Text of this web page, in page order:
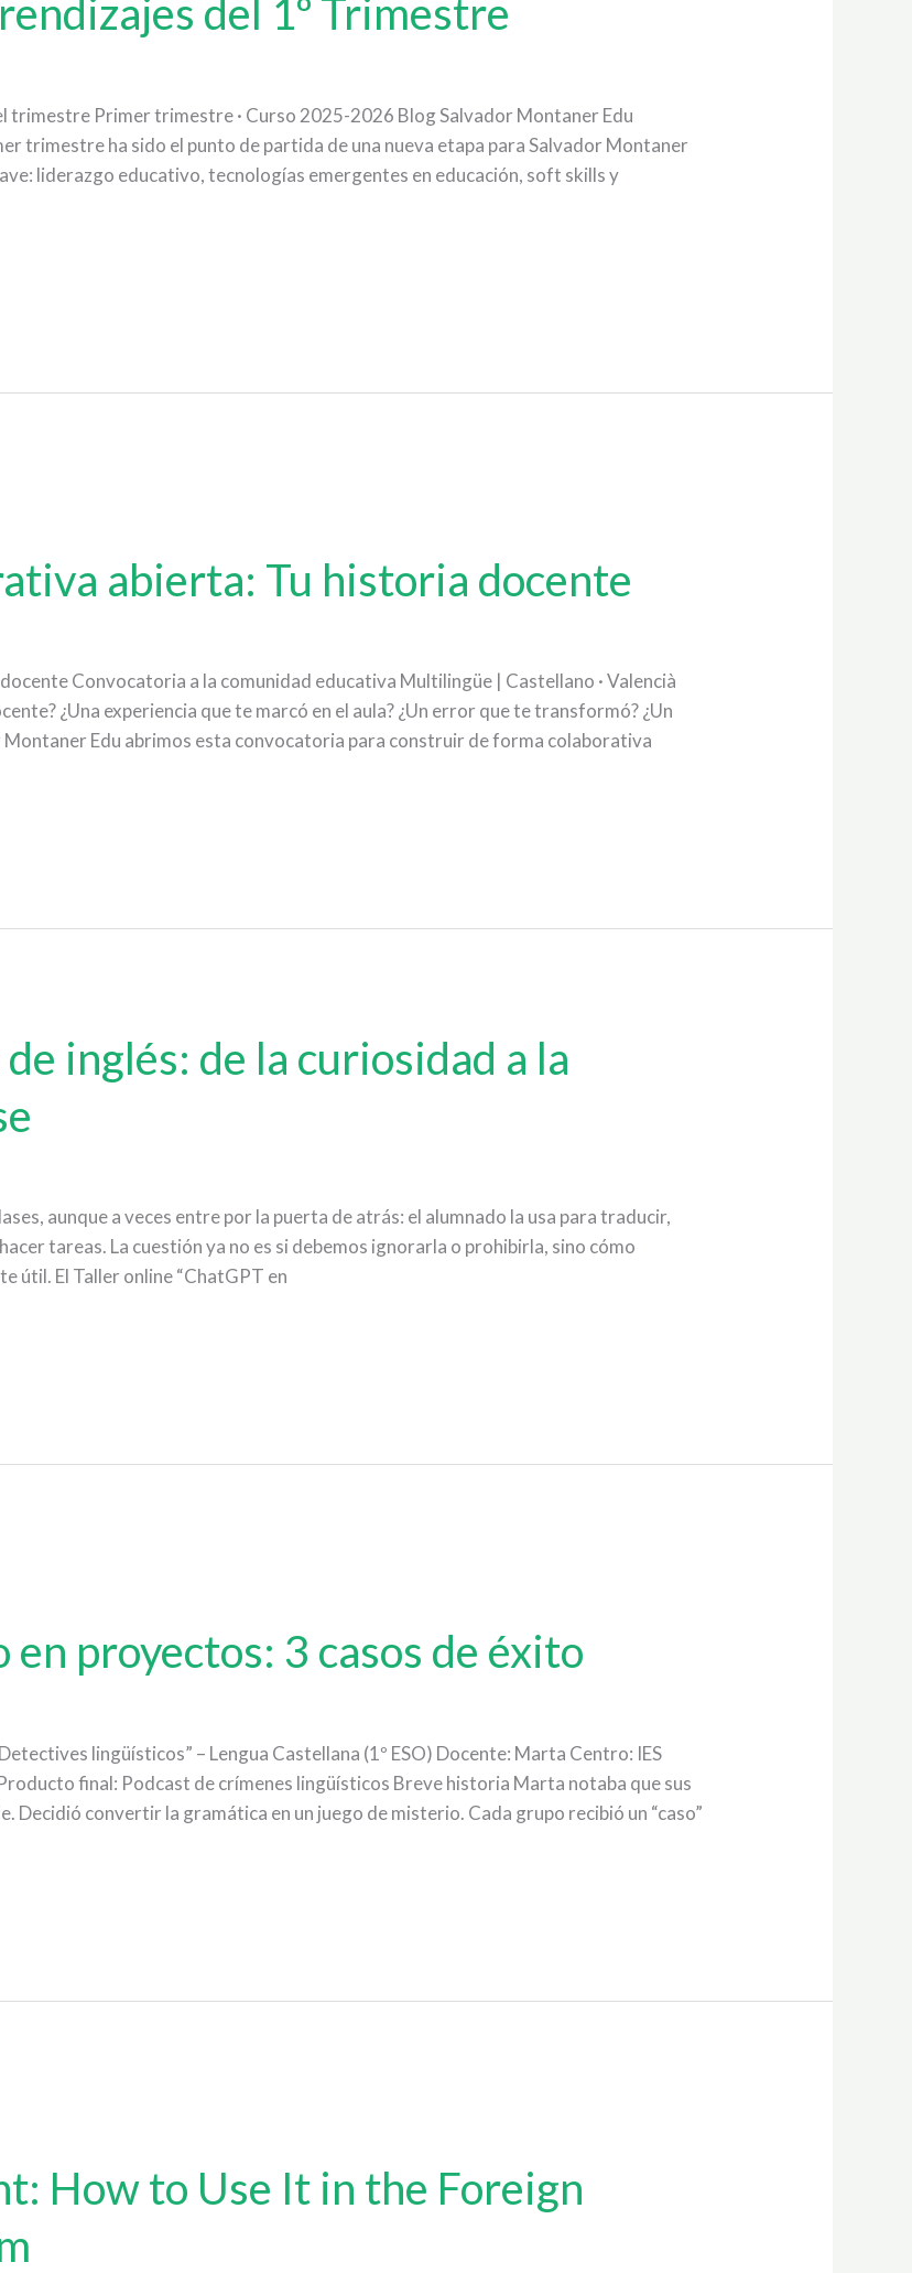
del 1º Trimestre
trimestre Primer trimestre · Curso 2025-2026 Blog Salvador Montaner Edu
trimestre ha sido el punto de partida de una nueva etapa para Salvador Montaner
liderazgo educativo, tecnologías emergentes en educación, soft skills y
abierta: Tu historia docente
Convocatoria a la comunidad educativa Multilingüe | Castellano · Valencià
¿Una experiencia que te marcó en el aula? ¿Un error que te transformó? ¿Un
Edu abrimos esta convocatoria para construir de forma colaborativa
inglés: de la curiosidad a la
aunque a veces entre por la puerta de atrás: el alumnado la usa para traducir,
tareas. La cuestión ya no es si debemos ignorarla o prohibirla, sino cómo
útil. El Taller online “ChatGPT en
proyectos: 3 casos de éxito
lingüísticos” – Lengua Castellana (1º ESO) Docente: Marta Centro: IES
final: Podcast de crímenes lingüísticos Breve historia Marta notaba que sus
Decidió convertir la gramática en un juego de misterio. Cada grupo recibió un “caso”
How to Use It in the Foreign